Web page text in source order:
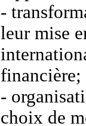
-
leur mise
financière;
-
choix de